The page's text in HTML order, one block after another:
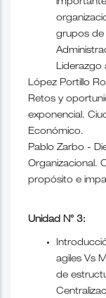
grupos de
Liderazgo
López Portillo
Retos y
exponencial.
Económico.
Pablo Zarbo -
Organizacional.
propósito e
Unidad N° 3:
agiles Vs
de